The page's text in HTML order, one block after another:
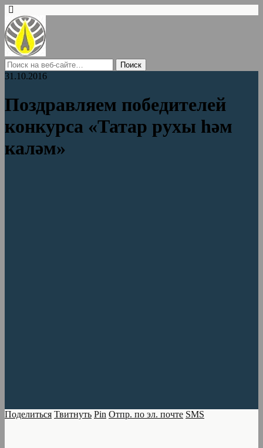
31.10.2016
Поздравляем победителей
конкурса «Татар рухы һәм
каләм»
Поделиться Твитнуть Pin Отпр. по эл. почте SMS